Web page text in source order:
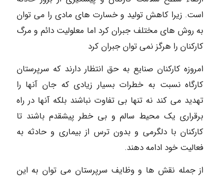
است. زیرا کاهش تولید و خسارت های مادی را می توان
به روش های مختلف جبران کرد اما معلولیت دائم و مرگ
کارکنان را هرگز نمی توان جبران کرد
امروزه کارکنان صنایع به حق انتظار دارند که سرپرستان
کارگاه نسبت به خطرات بسیار زیادی که جان آنها را
تهدید می کند نه تنها بی تفاوت نباشند بلکه آنها در راه
برقراری یک محیط سالم و بی خطر پیشقدم باشند تا
کارکنان با دلگرمی و بدون ترس از بیماری و حادثه به
فعالیت خود ادامه دهند.
از جمله نقش ها و وظایف سرپرستان می توان به این